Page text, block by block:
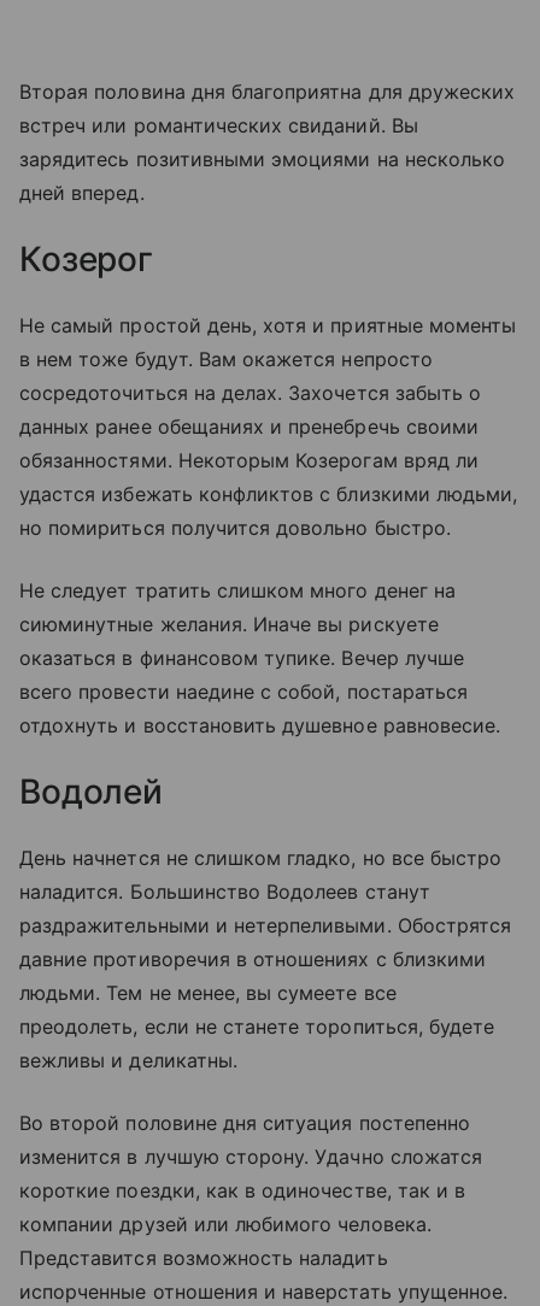
Вторая половина дня благоприятна для дружеских
встреч или романтических свиданий. Вы
зарядитесь позитивными эмоциями на несколько
дней вперед.
Козерог
Не самый простой день, хотя и приятные моменты
в нем тоже будут. Вам окажется непросто
сосредоточиться на делах. Захочется забыть о
данных ранее обещаниях и пренебречь своими
обязанностями. Некоторым Козерогам вряд ли
удастся избежать конфликтов с близкими людьми,
но помириться получится довольно быстро.
Не следует тратить слишком много денег на
сиюминутные желания. Иначе вы рискуете
оказаться в финансовом тупике. Вечер лучше
всего провести наедине с собой, постараться
отдохнуть и восстановить душевное равновесие.
Водолей
День начнется не слишком гладко, но все быстро
наладится. Большинство Водолеев станут
раздражительными и нетерпеливыми. Обострятся
давние противоречия в отношениях с близкими
людьми. Тем не менее, вы сумеете все
преодолеть, если не станете торопиться, будете
вежливы и деликатны.
Во второй половине дня ситуация постепенно
изменится в лучшую сторону. Удачно сложатся
короткие поездки, как в одиночестве, так и в
компании друзей или любимого человека.
Представится возможность наладить
испорченные отношения и наверстать упущенное.